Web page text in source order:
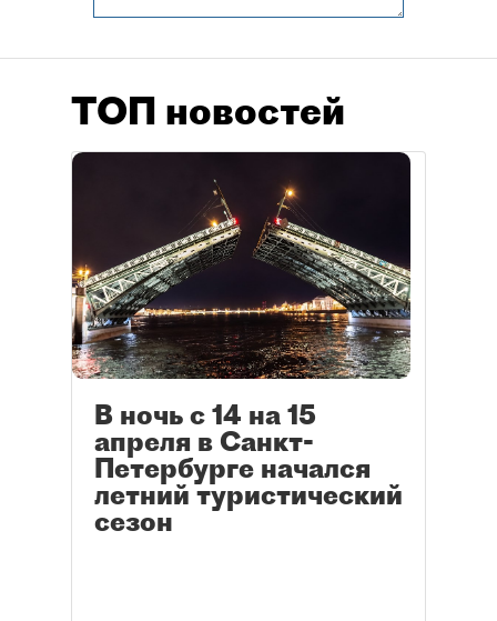
ТОП новостей
В ночь с 14 на 15
апреля в Санкт-
Петербурге начался
летний туристический
сезон